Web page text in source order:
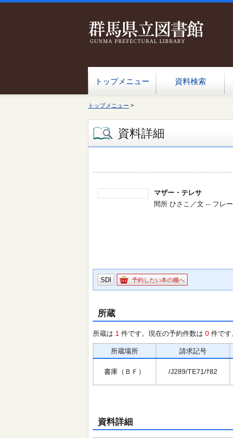
トップメニュー 資料検索
トップメニュー >
資料詳細
マザー・テレサ
間所 ひさこ／文 -- フレ
SDI 予約したい本の棚へ
所蔵
所蔵は 1 件です。現在の予約件数は 0 件です
所蔵場所 請求記号
書庫（ＢＦ） /J289/TE71/ﾅ82
資料詳細